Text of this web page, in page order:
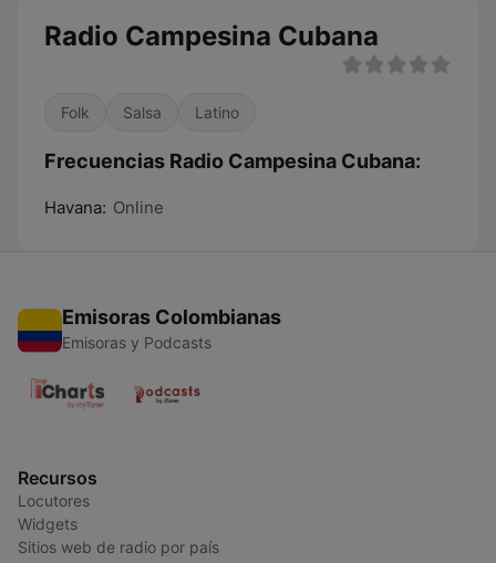
Radio Campesina Cubana
Folk Salsa Latino
Frecuencias Radio Campesina Cubana:
Havana: Online
Emisoras Colombianas
Emisoras y Podcasts
Recursos
Locutores
Widgets
Sitios web de radio por país